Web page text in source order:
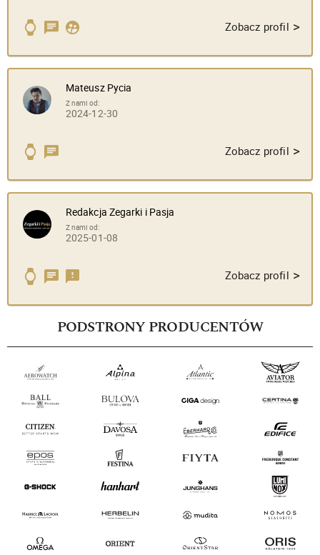
Zobacz profil >
Mateusz Pycia
Z nami od:
2024-12-30
Zobacz profil >
Redakcja Zegarki i Pasja
Z nami od:
2025-01-08
Zobacz profil >
PODSTRONY PRODUCENTÓW